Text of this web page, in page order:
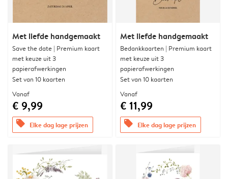
Met liefde handgemaakt
Save the date | Premium kaart
met keuze uit 3
papierafwerkingen
Set van 10 kaarten
Vanaf
€ 9,99
offers Elke dag lage prijzen
Met liefde handgemaakt
Bedankkaarten | Premium kaart
met keuze uit 3
papierafwerkingen
Set van 10 kaarten
Vanaf
€ 11,99
offers Elke dag lage prijzen